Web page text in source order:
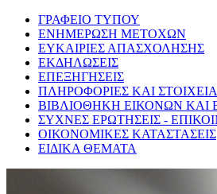
ΓΡΑΦΕΙΟ ΤΥΠΟΥ
ΕΝΗΜΕΡΩΣΗ ΜΕΤΟΧΩΝ
ΕΥΚΑΙΡΙΕΣ ΑΠΑΣΧΟΛΗΣΗΣ
ΕΚΔΗΛΩΣΕΙΣ
ΕΠΕΞΗΓΗΣΕΙΣ
ΠΛΗΡΟΦΟΡΙΕΣ ΚΑΙ
ΒΙΒΛΙΟΘΗΚΗ ΕΙΚΟΝΩΝ ΚΑΙ
ΣΥΧΝΕΣ ΕΡΩΤΗΣΕΙΣ -
ΟΙΚΟΝΟΜΙΚΕΣ ΚΑΤΑΣΤΑΣΕΙΣ
ΕΙΔΙΚΑ ΘΕΜΑΤΑ